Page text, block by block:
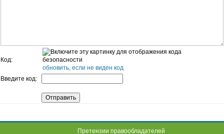
Код:
обновить, если не виден код
Введите код:
Претензии правообладателей